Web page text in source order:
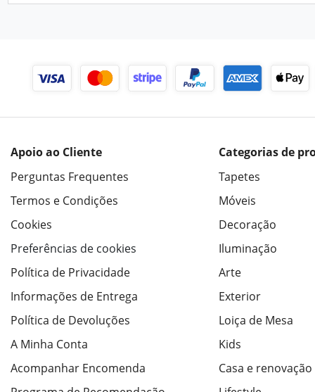
Apoio ao Cliente
Perguntas Frequentes
Termos e Condições
Cookies
Preferências de cookies
Política de Privacidade
Informações de Entrega
Política de Devoluções
A Minha Conta
Acompanhar Encomenda
Categorias de
Tapetes
Móveis
Decoração
Iluminação
Arte
Exterior
Loiça de Mesa
Kids
Casa e renovação